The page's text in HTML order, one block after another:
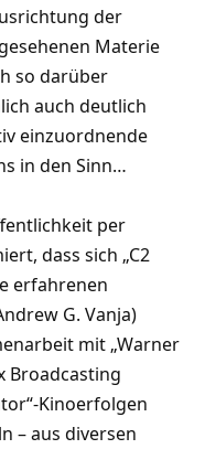
der
Materie
so darüber
auch deutlich
einzuordnende
in den Sinn…
per
dass sich „C2
erfahrenen
G. Vanja)
mit „Warner
Broadcasting
Kinoerfolgen
– aus diversen